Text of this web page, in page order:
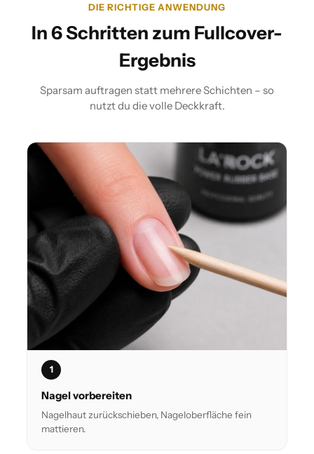
DIE RICHTIGE ANWENDUNG
In 6 Schritten zum Fullcover-
Ergebnis
Sparsam auftragen statt mehrere Schichten – so
nutzt du die volle Deckkraft.
1
Nagel vorbereiten
Nagelhaut zurückschieben, Nageloberfläche fein
mattieren.